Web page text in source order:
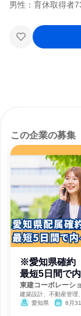
この企業の募集
※愛知県確
最短5日間で
東建コーポレーシ
建築設計、不動産管理
愛知県
8月